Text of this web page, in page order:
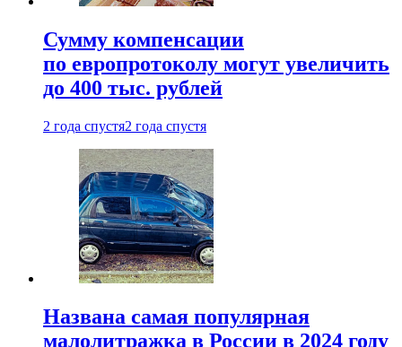
Сумму компенсации
по европротоколу могут увеличить
до 400 тыс. рублей
2 года спустя2 года спустя
Названа самая популярная
малолитражка в России в 2024 году